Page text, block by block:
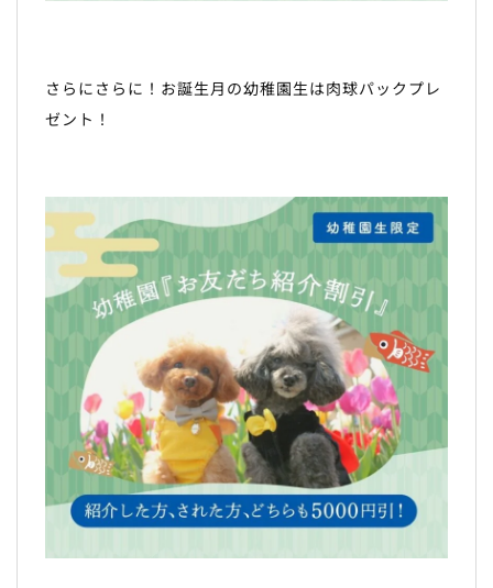
さらにさらに！お誕生月の幼稚園生は肉球パックプレ
ゼント！